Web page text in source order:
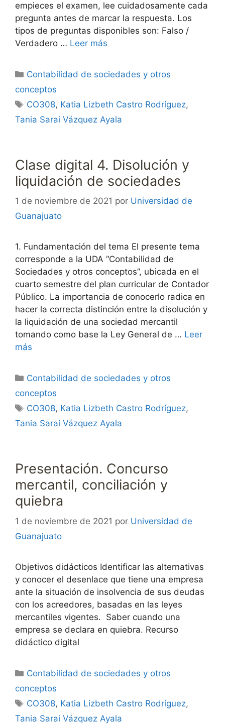
empieces el examen, lee cuidadosamente cada
pregunta antes de marcar la respuesta. Los
tipos de preguntas disponibles son: Falso /
Verdadero … Leer más
Categorías
Contabilidad de sociedades y otros
conceptos
Etiquetas
CO308, Katia Lizbeth Castro Rodríguez,
Tania Sarai Vázquez Ayala
Clase digital 4. Disolución y
liquidación de sociedades
1 de noviembre de 2021 por Universidad de
Guanajuato
1. Fundamentación del tema El presente tema
corresponde a la UDA “Contabilidad de
Sociedades y otros conceptos”, ubicada en el
cuarto semestre del plan curricular de Contador
Público. La importancia de conocerlo radica en
hacer la correcta distinción entre la disolución y
la liquidación de una sociedad mercantil
tomando como base la Ley General de … Leer
más
Categorías
Contabilidad de sociedades y otros
conceptos
Etiquetas
CO308, Katia Lizbeth Castro Rodríguez,
Tania Sarai Vázquez Ayala
Presentación. Concurso
mercantil, conciliación y
quiebra
1 de noviembre de 2021 por Universidad de
Guanajuato
Objetivos didácticos Identificar las alternativas
y conocer el desenlace que tiene una empresa
ante la situación de insolvencia de sus deudas
con los acreedores, basadas en las leyes
mercantiles vigentes. Saber cuando una
empresa se declara en quiebra. Recurso
didáctico digital
Categorías
Contabilidad de sociedades y otros
conceptos
Etiquetas
CO308, Katia Lizbeth Castro Rodríguez,
Tania Sarai Vázquez Ayala